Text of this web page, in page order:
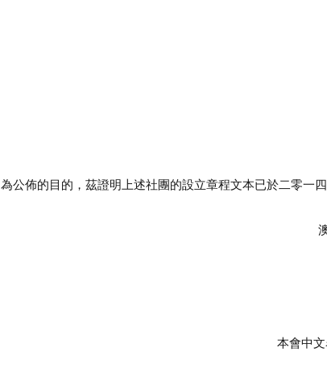
為公佈的目的，茲證明上述社團的設立章程文本已於二零一
本會中文